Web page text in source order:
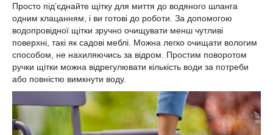
Просто під’єднайте щітку для миття до водяного шланга
одним клацанням, і ви готові до роботи. За допомогою
водопровідної щітки зручно очищувати менш чутливі
поверхні, такі як садові меблі. Можна легко очищати вологим
способом, не нахиляючись за відром. Простим поворотом
ручки щітки можна відрегулювати кількість води за потреби
або повністю вимкнути воду.